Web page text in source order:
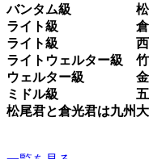
バンタム級 松
ライト級 倉
ライト級 西
ライトウェルター級
ウェルター級
ミドル級 五
松尾君と倉光君は九州